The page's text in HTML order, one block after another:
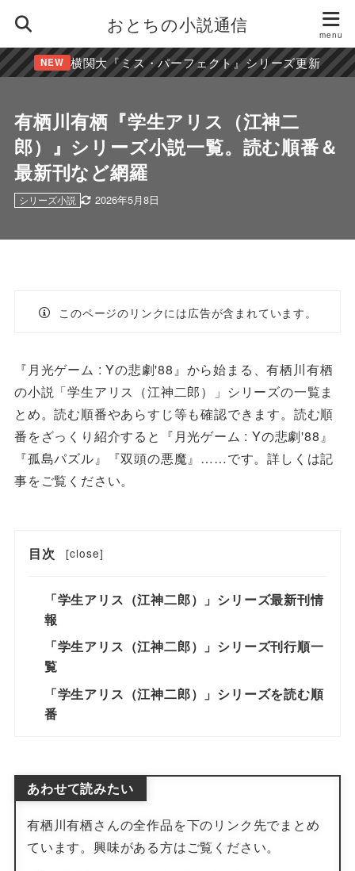
おとちの小説通信
NEW 横関大『ミス・パーフェクト』シリーズ更新
有栖川有栖『学生アリス（江神二
郎）』シリーズ小説一覧。読む順番＆
最新刊など網羅
2026年5月8日
シリーズ小説
このページのリンクには広告が含まれています。
『月光ゲーム : Yの悲劇'88』から始まる、有栖川有栖
の小説「学生アリス（江神二郎）」シリーズの一覧ま
とめ。読む順番やあらすじ等も確認できます。読む順
番をざっくり紹介すると『月光ゲーム : Yの悲劇'88』
『孤島パズル』『双頭の悪魔』……です。詳しくは記
事をご覧ください。
目次 [close]
「学生アリス（江神二郎）」シリーズ最新刊情
報
「学生アリス（江神二郎）」シリーズ刊行順一
覧
「学生アリス（江神二郎）」シリーズを読む順
番
あわせて読みたい
有栖川有栖さんの全作品を下のリンク先でまとめ
ています。興味がある方はご覧ください。